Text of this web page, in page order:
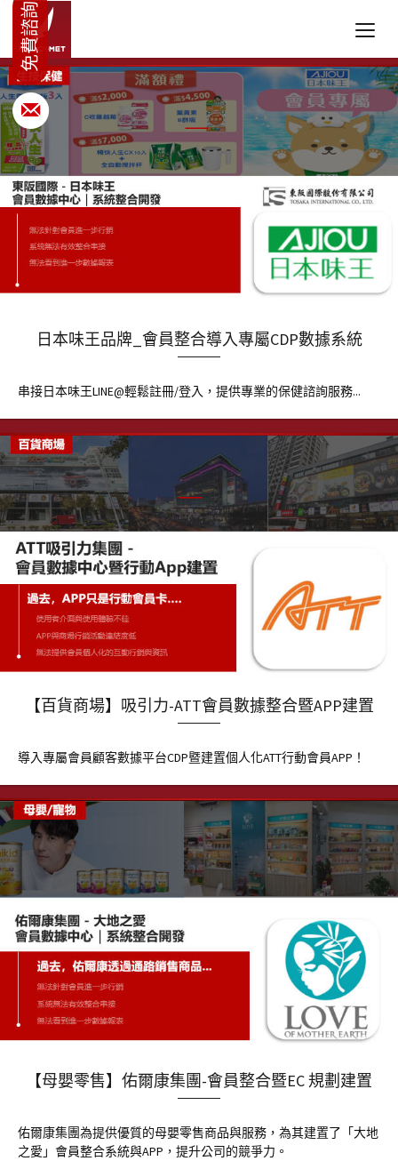
日本味王品牌_會員整合導入專屬CDP數據系統
串接日本味王LINE@輕鬆註冊/登入，提供專業的保健諮詢服務...
【百貨商場】吸引力-ATT會員數據整合暨APP建置
導入專屬會員顧客數據平台CDP暨建置個人化ATT行動會員APP！
【母嬰零售】佑爾康集團-會員整合暨EC 規劃建置
佑爾康集團為提供優質的母嬰零售商品與服務，為其建置了「大地
之愛」會員整合系統與APP，提升公司的競爭力。